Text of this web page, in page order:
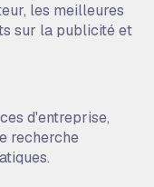
les meilleures
sur la publicité et
d'entreprise,
recherche